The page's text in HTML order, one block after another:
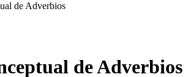
de Adverbios
de Adverbios